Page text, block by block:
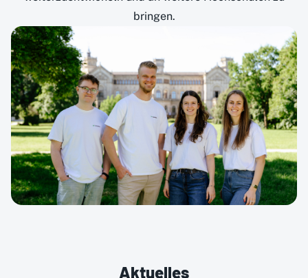
bringen.
Aktuelles